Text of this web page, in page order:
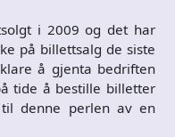
i 2009 og det har
på billettsalg de siste
å gjenta bedriften
tide å bestille billetter
denne perlen av en